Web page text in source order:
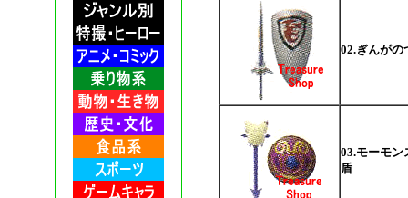
02.ぎんがの
03.モーモン
盾